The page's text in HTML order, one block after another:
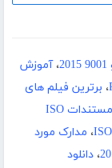
،آموزش
، برترین فیلم های
مستندات ISO
، مدارک مورد
، دانلود